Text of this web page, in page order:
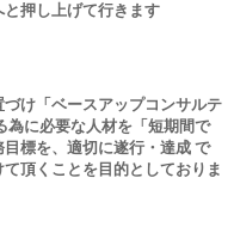
と押し上げて行きます
け「ベースアップコンサルテ
為に必要な人材を「短期間で
標を、適切に遂行・達成 で
頂くことを目的としておりま